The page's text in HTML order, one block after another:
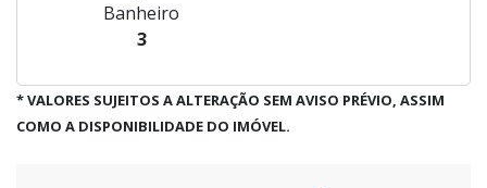
Banheiro
3
* VALORES SUJEITOS A ALTERAÇÃO SEM AVISO PRÉVIO, ASSIM
COMO A DISPONIBILIDADE DO IMÓVEL.